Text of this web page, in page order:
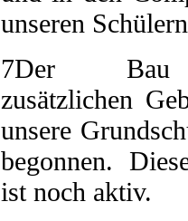
unseren
7Der Bau
zusätzlichen
unsere
begonnen.
ist noch aktiv.